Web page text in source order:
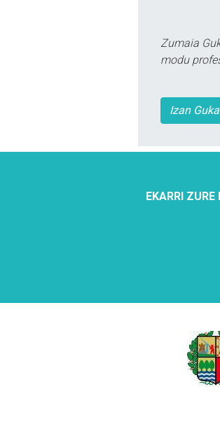
Zumaia
modu
Izan
EKARRI